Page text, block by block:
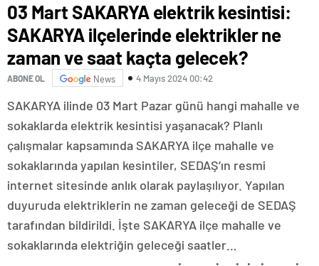
03 Mart SAKARYA elektrik kesintisi:
SAKARYA ilçelerinde elektrikler ne
zaman ve saat kaçta gelecek?
ABONE OL News 4 Mayıs 2024 00:42
SAKARYA ilinde 03 Mart Pazar günü hangi mahalle ve
sokaklarda elektrik kesintisi yaşanacak? Planlı
çalışmalar kapsamında SAKARYA ilçe mahalle ve
sokaklarında yapılan kesintiler, SEDAŞ’ın resmi
internet sitesinde anlık olarak paylaşılıyor. Yapılan
duyuruda elektriklerin ne zaman geleceği de SEDAŞ
tarafından bildirildi. İşte SAKARYA ilçe mahalle ve
sokaklarında elektriğin geleceği saatler…